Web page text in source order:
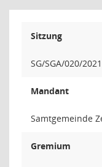
Sitzung
SG/SGA/020/
Mandant
Samtgemeinde
Gremium